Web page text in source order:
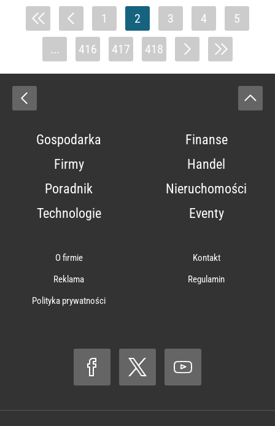
1 2 3 4 5
... 416 417 418
Gospodarka
Finanse
Firmy
Handel
Poradnik
Nieruchomości
Technologie
Eventy
O firmie
Kontakt
Reklama
Regulamin
Polityka prywatności